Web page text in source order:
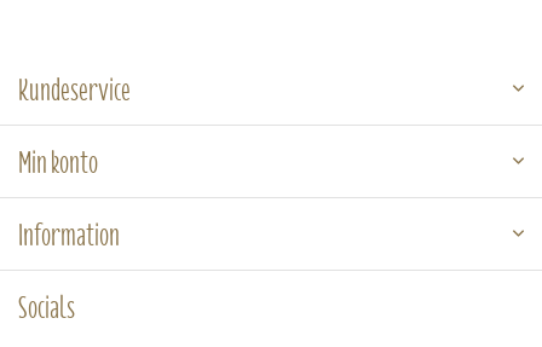
Kundeservice
Min konto
Information
Socials